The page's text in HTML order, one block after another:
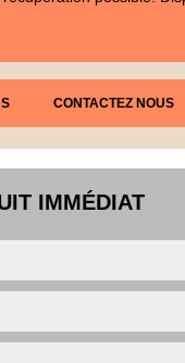
CONTACTEZ NOUS
IMMÉDIAT